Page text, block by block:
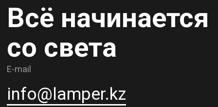
Контакты
О компании
Рассрочка и кредит
к5
Адрес шоурума в г. Астана